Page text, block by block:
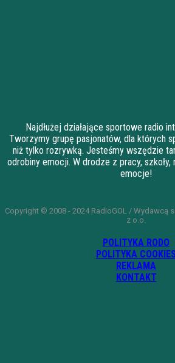
Najdłużej działające sportowe radio
Tworzymy grupę pasjonatów, dla których
niż tylko rozrywką. Jesteśmy wszędzie
odrobiny emocji. W drodze z pracy, szkoły,
emocje!
Copyright © 2008 - 2024 RadioGOL / Wydawcą
z o.o.
POLITYKA RODO
POLITYKA COOKIES
REKLAMA
KONTAKT